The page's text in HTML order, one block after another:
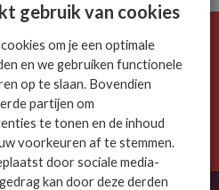
Mis niets.
nieuwsbrief.
AANMELDEN
gebruik van cookies
om je een optimale
en we gebruiken functionele
op te slaan. Bovendien
partijen om
te tonen en de inhoud
voorkeuren af te stemmen.
door sociale media-
kan door deze derden